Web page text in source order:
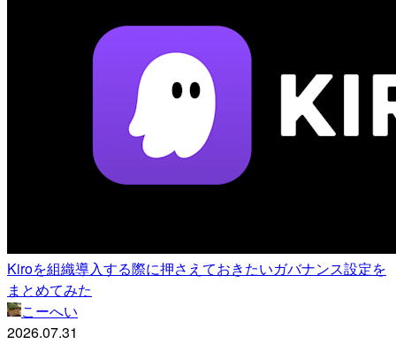
Kiroを組織導入する際に押さえておきたいガバナンス設定を
まとめてみた
こーへい
2026.07.31